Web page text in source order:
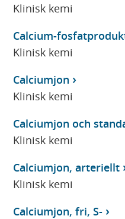
Klinisk kemi
Calcium-
Klinisk kemi
Calciumjon
Klinisk kemi
Calciumjon och
Klinisk kemi
Calciumjon, arteriellt
Klinisk kemi
Calciumjon, fri, S-